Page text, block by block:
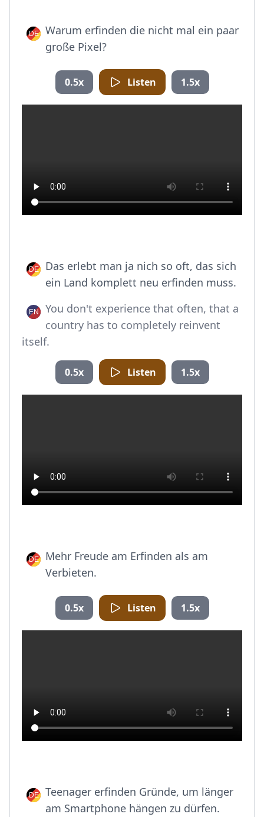
Warum erfinden die nicht mal ein paar
große Pixel?
0.5x Listen 1.5x
Das erlebt man ja nich so oft, das sich
ein Land komplett neu erfinden muss.
You don't experience that often, that a
country has to completely reinvent
itself.
0.5x Listen 1.5x
Mehr Freude am Erfinden als am
Verbieten.
0.5x Listen 1.5x
Teenager erfinden Gründe, um länger
am Smartphone hängen zu dürfen.